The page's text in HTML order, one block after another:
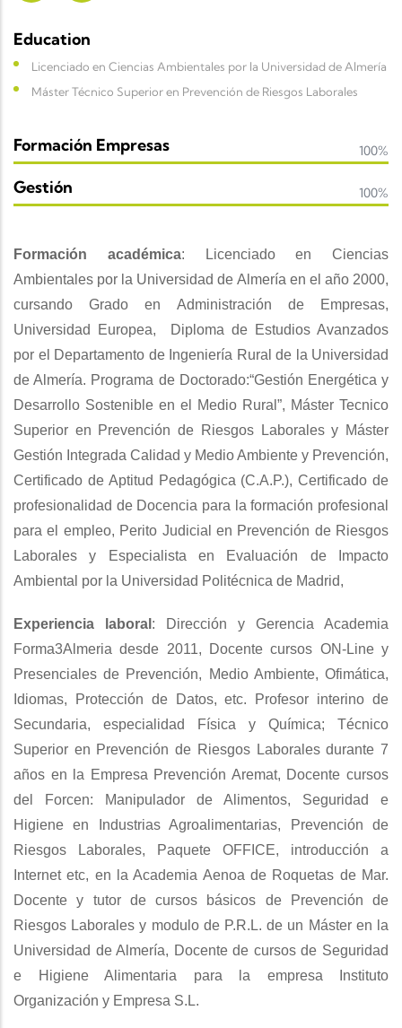
Education
Licenciado en Ciencias Ambientales por la Universidad de Almería
Máster Técnico Superior en Prevención de Riesgos Laborales
Formación Empresas 100%
Gestión 100%
Formación académica: Licenciado en Ciencias
Ambientales por la Universidad de Almería en el año 2000,
cursando Grado en Administración de Empresas,
Universidad Europea, Diploma de Estudios Avanzados
por el Departamento de Ingeniería Rural de la Universidad
de Almería. Programa de Doctorado:“Gestión Energética y
Desarrollo Sostenible en el Medio Rural”, Máster Tecnico
Superior en Prevención de Riesgos Laborales y Máster
Gestión Integrada Calidad y Medio Ambiente y Prevención,
Certificado de Aptitud Pedagógica (C.A.P.), Certificado de
profesionalidad de Docencia para la formación profesional
para el empleo, Perito Judicial en Prevención de Riesgos
Laborales y Especialista en Evaluación de Impacto
Ambiental por la Universidad Politécnica de Madrid,
Experiencia laboral : Dirección y Gerencia Academia
Forma3Almeria desde 2011, Docente cursos ON-Line y
Presenciales de Prevención, Medio Ambiente, Ofimática,
Idiomas, Protección de Datos, etc. Profesor interino de
Secundaria, especialidad Física y Química; Técnico
Superior en Prevención de Riesgos Laborales durante 7
años en la Empresa Prevención Aremat, Docente cursos
del Forcen: Manipulador de Alimentos, Seguridad e
Higiene en Industrias Agroalimentarias, Prevención de
Riesgos Laborales, Paquete OFFICE, introducción a
Internet etc, en la Academia Aenoa de Roquetas de Mar.
Docente y tutor de cursos básicos de Prevención de
Riesgos Laborales y modulo de P.R.L. de un Máster en la
Universidad de Almería, Docente de cursos de Seguridad
e Higiene Alimentaria para la empresa Instituto
Organización y Empresa S.L.